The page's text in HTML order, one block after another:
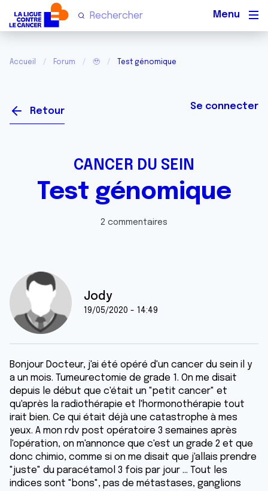
Accueil Forum 🥹 Test génomique
Retour Se connecter
CANCER DU SEIN
Test génomique
2 commentaires
Jody
19/05/2020 - 14:49
Bonjour Docteur, j'ai été opéré d'un cancer du sein il y
a un mois. Tumeurectomie de grade 1. On me disait
depuis le début que c'était un "petit cancer" et
qu'après la radiothérapie et l'hormonothérapie tout
irait bien. Ce qui était déjà une catastrophe à mes
yeux. A mon rdv post opératoire 3 semaines après
l'opération, on m'annonce que c'est un grade 2 et que
donc chimio, comme si on me disait que j'allais prendre
"juste" du paracétamol 3 fois par jour ... Tout les
indices sont "bons", pas de métastases, ganglions